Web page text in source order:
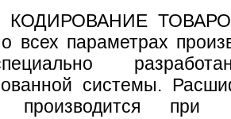
всех параметрах
системы.
производится при